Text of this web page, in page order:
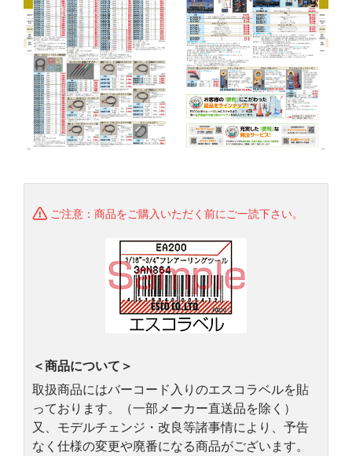
ご注意：商品をご購入いただく前にご一読下さい。
＜商品について＞
取扱商品にはバーコード入りのエスコラベルを貼
っております。（一部メーカー直送品を除く）
又、モデルチェンジ・改良等諸事情により、予告
なく仕様の変更や廃番になる商品がございます。